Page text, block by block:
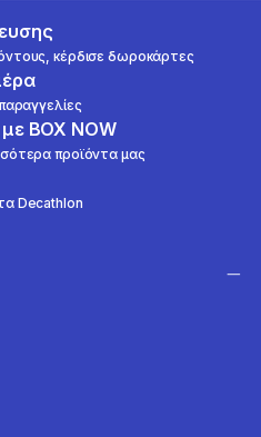
κέρδισε δωροκάρτες
BOX NOW
προϊόντα μας
Decathlon